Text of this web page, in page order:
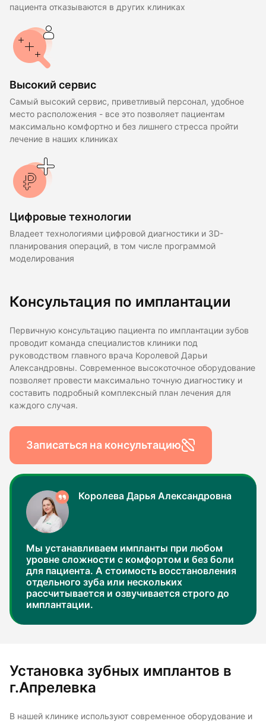
пациента отказываются в других клиниках
Высокий сервис
Самый высокий сервис, приветливый персонал, удобное
место расположения - все это позволяет пациентам
максимально комфортно и без лишнего стресса пройти
лечение в наших клиниках
Цифровые технологии
Владеет технологиями цифровой диагностики и 3D-
планирования операций, в том числе программой
моделирования
Консультация по имплантации
Первичную консультацию пациента по имплантации зубов
проводит команда специалистов клиники под
руководством главного врача Королевой Дарьи
Александровны. Современное высокоточное оборудование
позволяет провести максимально точную диагностику и
составить подробный комплексный план лечения для
каждого случая.
Записаться на консультацию
Королева Дарья Александровна
Мы устанавливаем импланты при любом
уровне сложности с комфортом и без боли
для пациента. А стоимость восстановления
отдельного зуба или нескольких
рассчитывается и озвучивается строго до
имплантации.
Установка зубных имплантов в
г.Апрелевка
В нашей клинике используют современное оборудование и